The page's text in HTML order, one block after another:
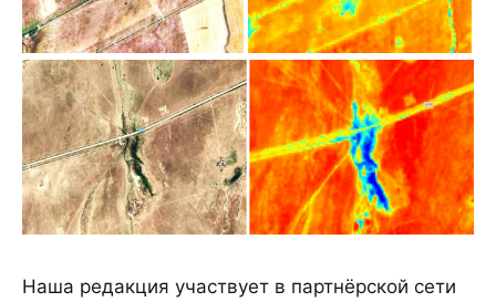
Наша редакция участвует в партнёрской сети